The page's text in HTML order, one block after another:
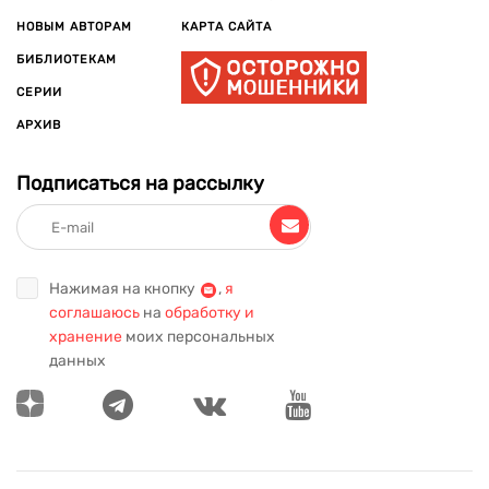
Лауреат Сталинской премии (1946). Член-корреспондент
Майнцской академии (1973, ФРГ), член Гонкуровской
академии (1976, Париж).
НОВЫМ АВТОРАМ
БИБЛИОТЕКАМ
СЕРИИ
АРХИВ
КАРТА САЙТА
Подписаться на рассылку
Нажимая на кнопку , я
соглашаюсь на обработку и
хранение моих персональных
данных